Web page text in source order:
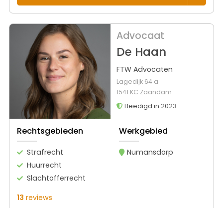
Advocaat
De Haan
FTW Advocaten
Lagedijk 64 a
1541 KC Zaandam
Beëdigd in 2023
Rechtsgebieden
Strafrecht
Huurrecht
Slachtofferrecht
Werkgebied
Numansdorp
13 reviews